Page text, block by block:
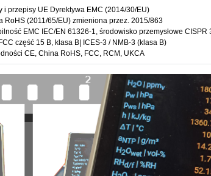
i przepisy UE Dyrektywa EMC (2014/30/EU)
RoHS (2011/65/EU) zmieniona przez. 2015/863
EMC IEC/EN 61326-1, środowisko przemysłowe CISPR
część 15 B, klasa B| ICES-3 / NMB-3 (klasa B)
CE, China RoHS, FCC, RCM, UKCA